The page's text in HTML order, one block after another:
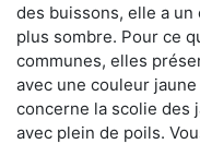
des buissons, elle a
plus sombre. Pour ce
communes, elles
avec une couleur
concerne la scolie des
avec plein de poils.